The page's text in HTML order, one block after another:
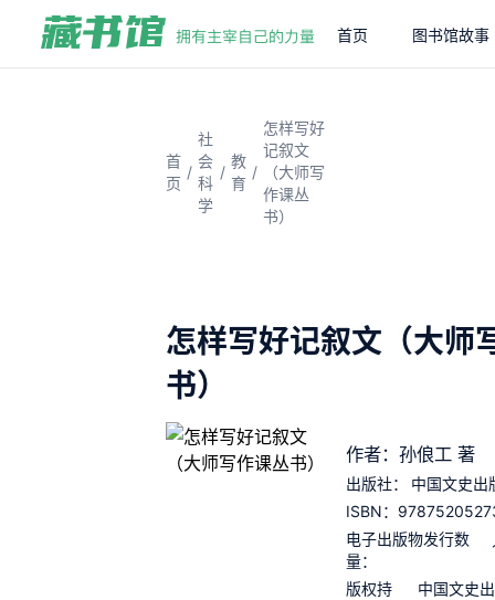
首页 图书馆故事
首
页
/
社
会
科
学
/
教
育
/
怎样写好
记叙文
（大师写
作课丛
书）
怎样写好记叙文（大师
书）
作者：孙俍工 著
出版社：
中国文史出
ISBN：
电子出版物发行数
量：
版权持
中国文史